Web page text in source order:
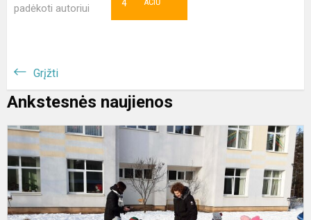
padėkoti autoriui
4
Grįžti
Ankstesnės naujienos